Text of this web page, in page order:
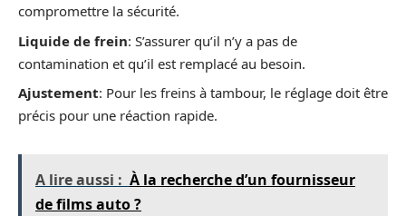
compromettre la sécurité.
Liquide de frein: S’assurer qu’il n’y a pas de
contamination et qu’il est remplacé au besoin.
Ajustement: Pour les freins à tambour, le réglage doit être
précis pour une réaction rapide.
A lire aussi : À la recherche d’un fournisseur
de films auto ?